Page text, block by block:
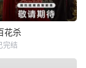
花杀
完结